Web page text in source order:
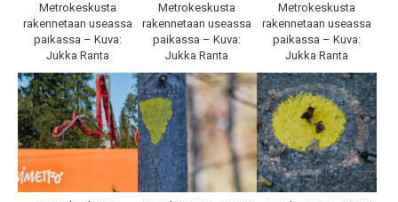
Metrokeskusta
rakennetaan useassa
paikassa – Kuva:
Jukka Ranta
Metrokeskusta
rakennetaan useassa
paikassa – Kuva:
Jukka Ranta
Metrokeskusta
rakennetaan useassa
paikassa – Kuva:
Jukka Ranta